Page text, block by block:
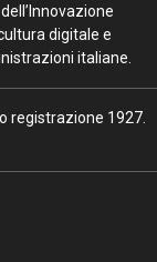
digitale e
italiane.
registrazione 1927.